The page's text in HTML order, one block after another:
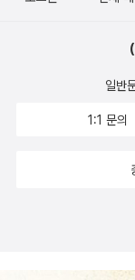
일반
1:1 문의